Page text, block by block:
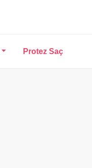
Protez Saç